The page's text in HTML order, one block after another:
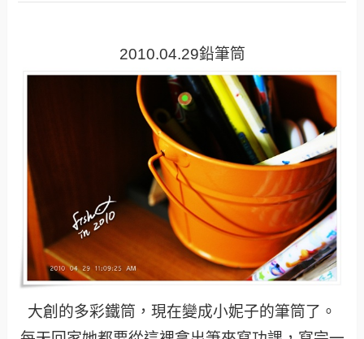
2010.04.29鉛筆筒
大創的多彩鐵筒，現在變成小妮子的筆筒了。